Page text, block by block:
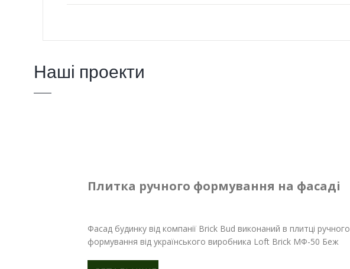
Наші проекти
Плитка ручного формування на фасаді
Фасад будинку від компанії Brick Bud виконаний в плитці ручного
формування від українського виробника Loft Brick МФ-50 Беж